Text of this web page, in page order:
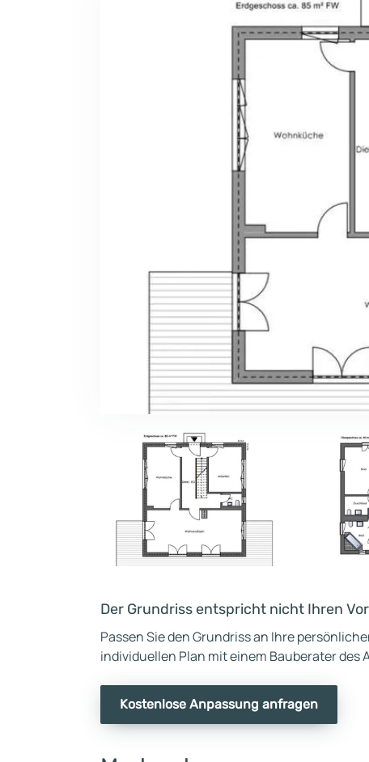
Der Grundriss entspricht nicht Ihren
Passen Sie den Grundriss an Ihre
individuellen Plan mit einem Bauberater des
Kostenlose Anpassung anfragen